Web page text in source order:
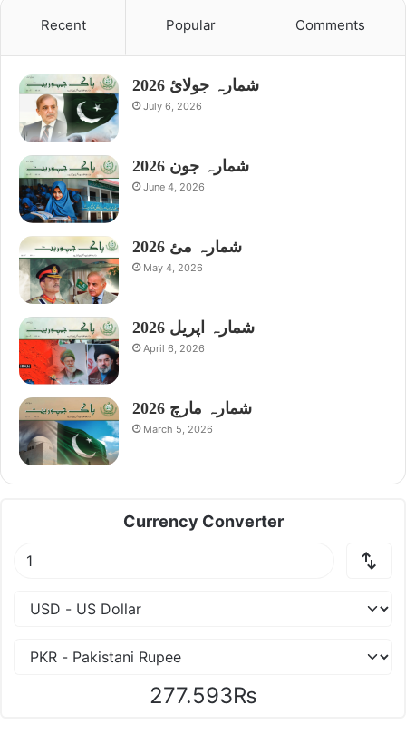
Recent Popular Comments
شمارہ جولائ 2026
July 6, 2026
شمارہ جون 2026
June 4, 2026
شمارہ مئ 2026
May 4, 2026
شمارہ اپریل 2026
April 6, 2026
شمارہ مارچ 2026
March 5, 2026
Currency Converter
277.593₨